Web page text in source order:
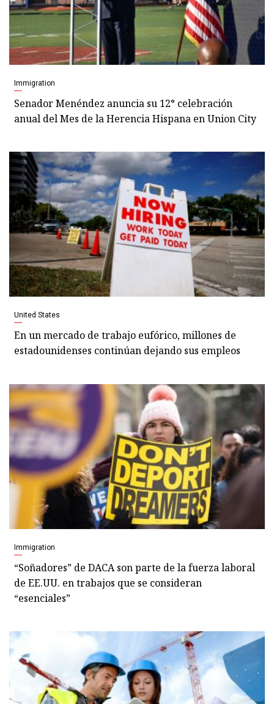
Immigration
Senador Menéndez anuncia su 12° celebración
anual del Mes de la Herencia Hispana en Union City
United States
En un mercado de trabajo eufórico, millones de
estadounidenses continúan dejando sus empleos
Immigration
“Soñadores” de DACA son parte de la fuerza laboral
de EE.UU. en trabajos que se consideran
“esenciales”